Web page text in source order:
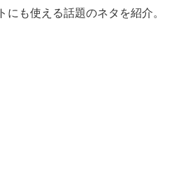
にも使える話題のネタを紹介。